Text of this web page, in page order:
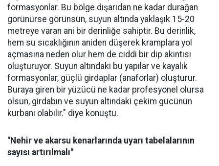
formasyonlar. Bu bölge dışarıdan ne kadar durağan
görünürse görünsün, suyun altında yaklaşık 15-20
metreye varan ani bir derinliğe sahiptir. Bu derinlik,
hem su sıcaklığının aniden düşerek kramplara yol
açmasına neden olur hem de ciddi bir dip akıntısı
oluşturuyor. Suyun altındaki bu yapılar ve kayalık
formasyonlar, güçlü girdaplar (anaforlar) oluşturur.
Buraya giren bir yüzücü ne kadar profesyonel olursa
olsun, girdabın ve suyun altındaki çekim gücünün
kurbanı olabilir." diye konuştu.
"Nehir ve akarsu kenarlarında uyarı tabelalarının
sayısı artırılmalı"